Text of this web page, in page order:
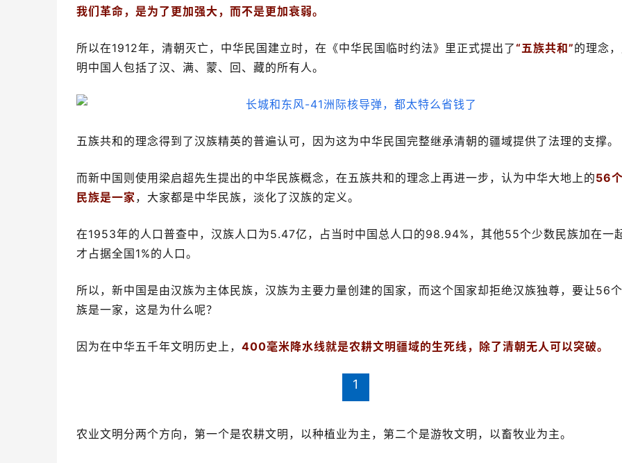
我们革命，是为了更加强大，而不是更加衰弱。
所以在1912年，清朝灭亡，中华民国建立时，在《中华民国临时约法》里正式提出了“五族共和”的理念
明中国人包括了汉、满、蒙、回、藏的所有人。
五族共和的理念得到了汉族精英的普遍认可，因为这为中华民国完整继承清朝的疆域提供了法理的支撑。
而新中国则使用梁启超先生提出的中华民族概念，在五族共和的理念上再进一步，认为中华大地上的56
民族是一家，大家都是中华民族，淡化了汉族的定义。
在1953年的人口普查中，汉族人口为5.47亿，占当时中国总人口的98.94%，其他55个少数民族加在一
才占据全国1%的人口。
所以，新中国是由汉族为主体民族，汉族为主要力量创建的国家，而这个国家却拒绝汉族独尊，要让56
族是一家，这是为什么呢？
因为在中华五千年文明历史上， 400毫米降水线就是农耕文明疆域的生死线，除了清朝无人可以突破。
1
农业文明分两个方向，第一个是农耕文明，以种植业为主，第二个是游牧文明，以畜牧业为主。